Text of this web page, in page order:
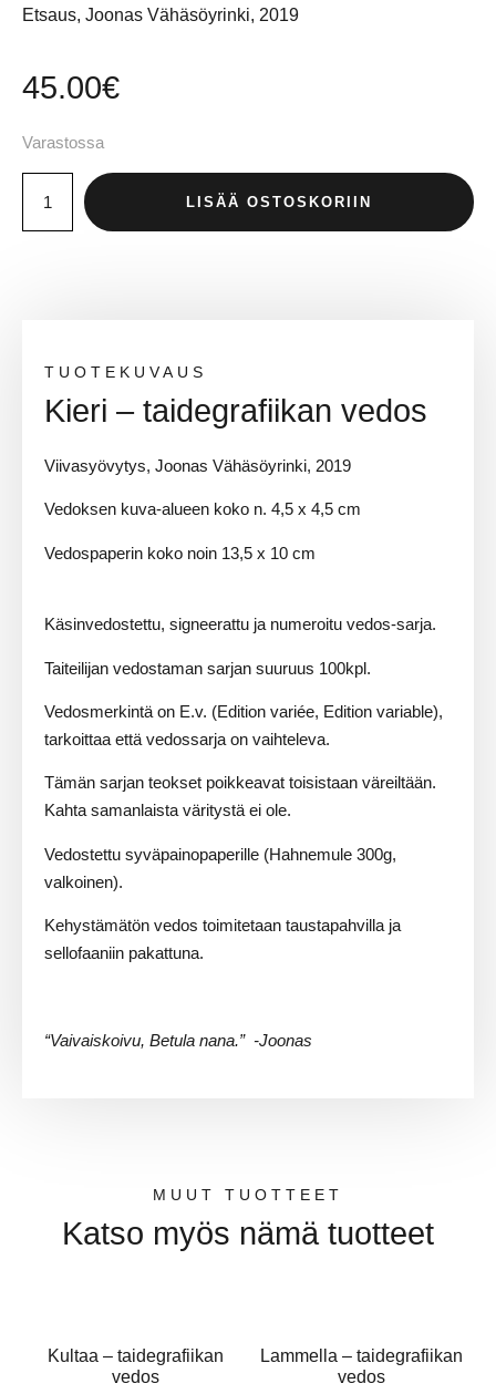
Etsaus, Joonas Vähäsöyrinki, 2019
45.00€
Varastossa
LISÄÄ OSTOSKORIIN
TUOTEKUVAUS
Kieri – taidegrafiikan vedos
Viivasyövytys, Joonas Vähäsöyrinki, 2019
Vedoksen kuva-alueen koko n. 4,5 x 4,5 cm
Vedospaperin koko noin 13,5 x 10 cm
Käsinvedostettu, signeerattu ja numeroitu vedos-sarja.
Taiteilijan vedostaman sarjan suuruus 100kpl.
Vedosmerkintä on E.v. (Edition variée, Edition variable),
tarkoittaa että vedossarja on vaihteleva.
Tämän sarjan teokset poikkeavat toisistaan väreiltään.
Kahta samanlaista väritystä ei ole.
Vedostettu syväpainopaperille (Hahnemule 300g,
valkoinen).
Kehystämätön vedos toimitetaan taustapahvilla ja
sellofaaniin pakattuna.
“Vaivaiskoivu, Betula nana.” -Joonas
MUUT TUOTTEET
Katso myös nämä tuotteet
Kultaa – taidegrafiikan
vedos
Lammella – taidegrafiikan
vedos